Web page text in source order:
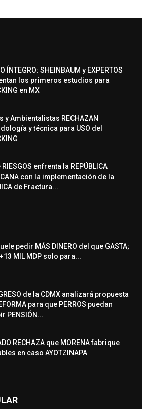
ÍNTEGRO: SHEINBAUM y EXPERTOS
los primeros estudios para
en MX
y Ambientalistas RECHAZAN
y técnica para USO del
RIESGOS enfrenta la REPÚBLICA
con la implementación de la
de Fractura...
pedir MÁS DINERO del que GASTA;
MIL MDP solo para...
de la CDMX analizará propuesta
para que PERROS puedan
PENSIÓN...
RECHAZA que MORENA fabrique
en caso AYOTZINAPA